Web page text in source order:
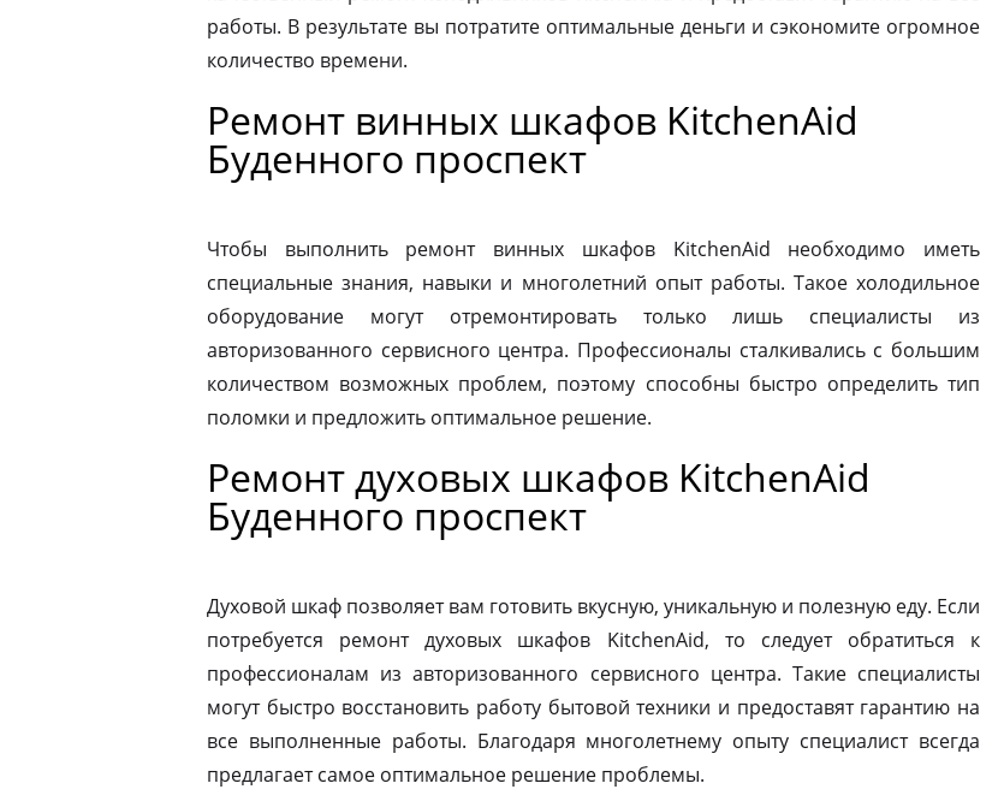
работы. В результате вы потратите оптимальные деньги и сэкономите огромное
количество времени.
Ремонт винных шкафов KitchenAid
Буденного проспект
Чтобы выполнить ремонт винных шкафов KitchenAid необходимо иметь
специальные знания, навыки и многолетний опыт работы. Такое холодильное
оборудование могут отремонтировать только лишь специалисты из
авторизованного сервисного центра. Профессионалы сталкивались с большим
количеством возможных проблем, поэтому способны быстро определить тип
поломки и предложить оптимальное решение.
Ремонт духовых шкафов KitchenAid
Буденного проспект
Духовой шкаф позволяет вам готовить вкусную, уникальную и полезную еду. Если
потребуется ремонт духовых шкафов KitchenAid, то следует обратиться к
профессионалам из авторизованного сервисного центра. Такие специалисты
могут быстро восстановить работу бытовой техники и предоставят гарантию на
все выполненные работы. Благодаря многолетнему опыту специалист всегда
предлагает самое оптимальное решение проблемы.